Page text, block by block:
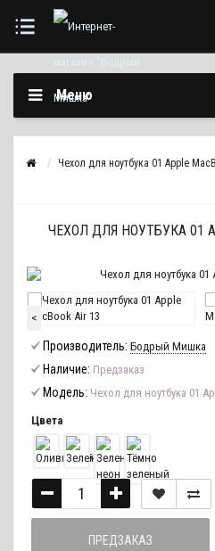
Меню
Чехол для ноутбука 01 Apple
ЧЕХОЛ ДЛЯ НОУТБУКА 01
<
Производитель: Бодрый Мишка
Наличие: Предзаказ
Модель: Чехол для ноутбука 01
Цвета
ПРЕДЗАКАЗ